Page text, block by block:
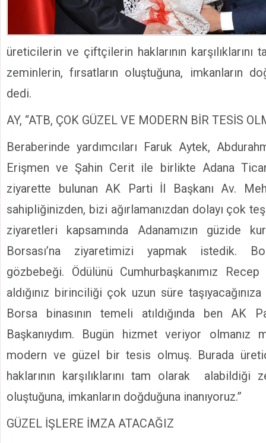
üreticilerin ve çiftçilerin haklarının
zeminlerin, fırsatların oluştuğuna, imkanların
dedi.
AY, “ATB, ÇOK GÜZEL VE MODERN BİR TESİS
Beraberinde yardımcıları Faruk Aytek,
Erişmen ve Şahin Cerit ile birlikte Adana
ziyarette bulunan AK Parti İl Başkanı Av.
sahipliğinizden, bizi ağırlamanızdan dolayı çok
ziyaretleri kapsamında Adanamızın güzide
Borsası’na ziyaretimizi yapmak istedik.
gözbebeği. Ödülünü Cumhurbaşkanımız Recep
aldığınız birinciliği çok uzun süre
Borsa binasının temeli atıldığında ben AK
Başkanıydım. Bugün hizmet veriyor olmanız
modern ve güzel bir tesis olmuş. Burada
haklarının karşılıklarını tam olarak alabildiği
oluştuğuna, imkanların doğduğuna inanıyoruz.”
GÜZEL İŞLERE İMZA ATACAĞIZ